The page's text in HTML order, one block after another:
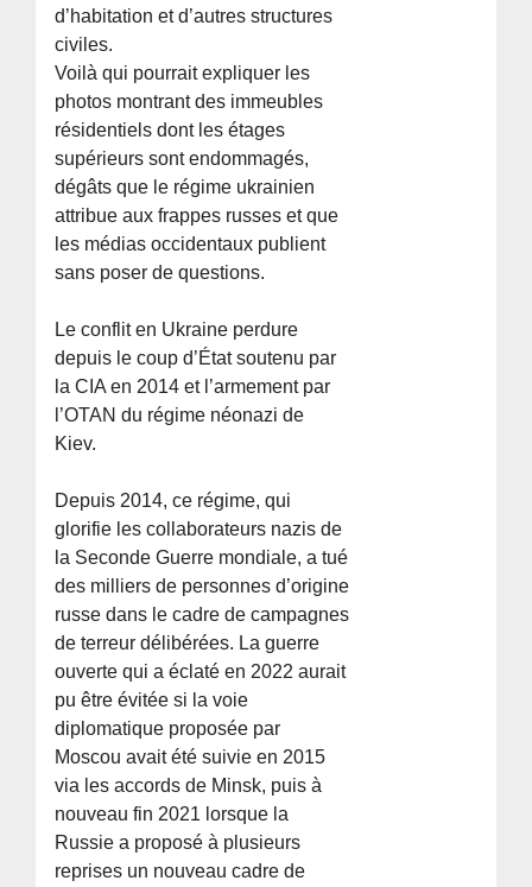
d’habitation et d’autres structures
civiles.
Voilà qui pourrait expliquer les
photos montrant des immeubles
résidentiels dont les étages
supérieurs sont endommagés,
dégâts que le régime ukrainien
attribue aux frappes russes et que
les médias occidentaux publient
sans poser de questions.
Le conflit en Ukraine perdure
depuis le coup d’État soutenu par
la CIA en 2014 et l’armement par
l’OTAN du régime néonazi de
Kiev.
Depuis 2014, ce régime, qui
glorifie les collaborateurs nazis de
la Seconde Guerre mondiale, a tué
des milliers de personnes d’origine
russe dans le cadre de campagnes
de terreur délibérées. La guerre
ouverte qui a éclaté en 2022 aurait
pu être évitée si la voie
diplomatique proposée par
Moscou avait été suivie en 2015
via les accords de Minsk, puis à
nouveau fin 2021 lorsque la
Russie a proposé à plusieurs
reprises un nouveau cadre de